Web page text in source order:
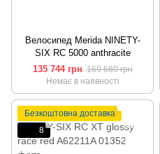
Велосипед Merida NINETY-
SIX RC 5000 anthracite
135 744 грн 169 680 грн
Немає в наявності
Безкоштовна доставка
8